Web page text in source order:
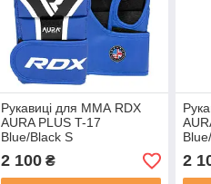
Рукавиці для ММА RDX
AURA PLUS T-17
Blue/Black S
2 100₴ 2